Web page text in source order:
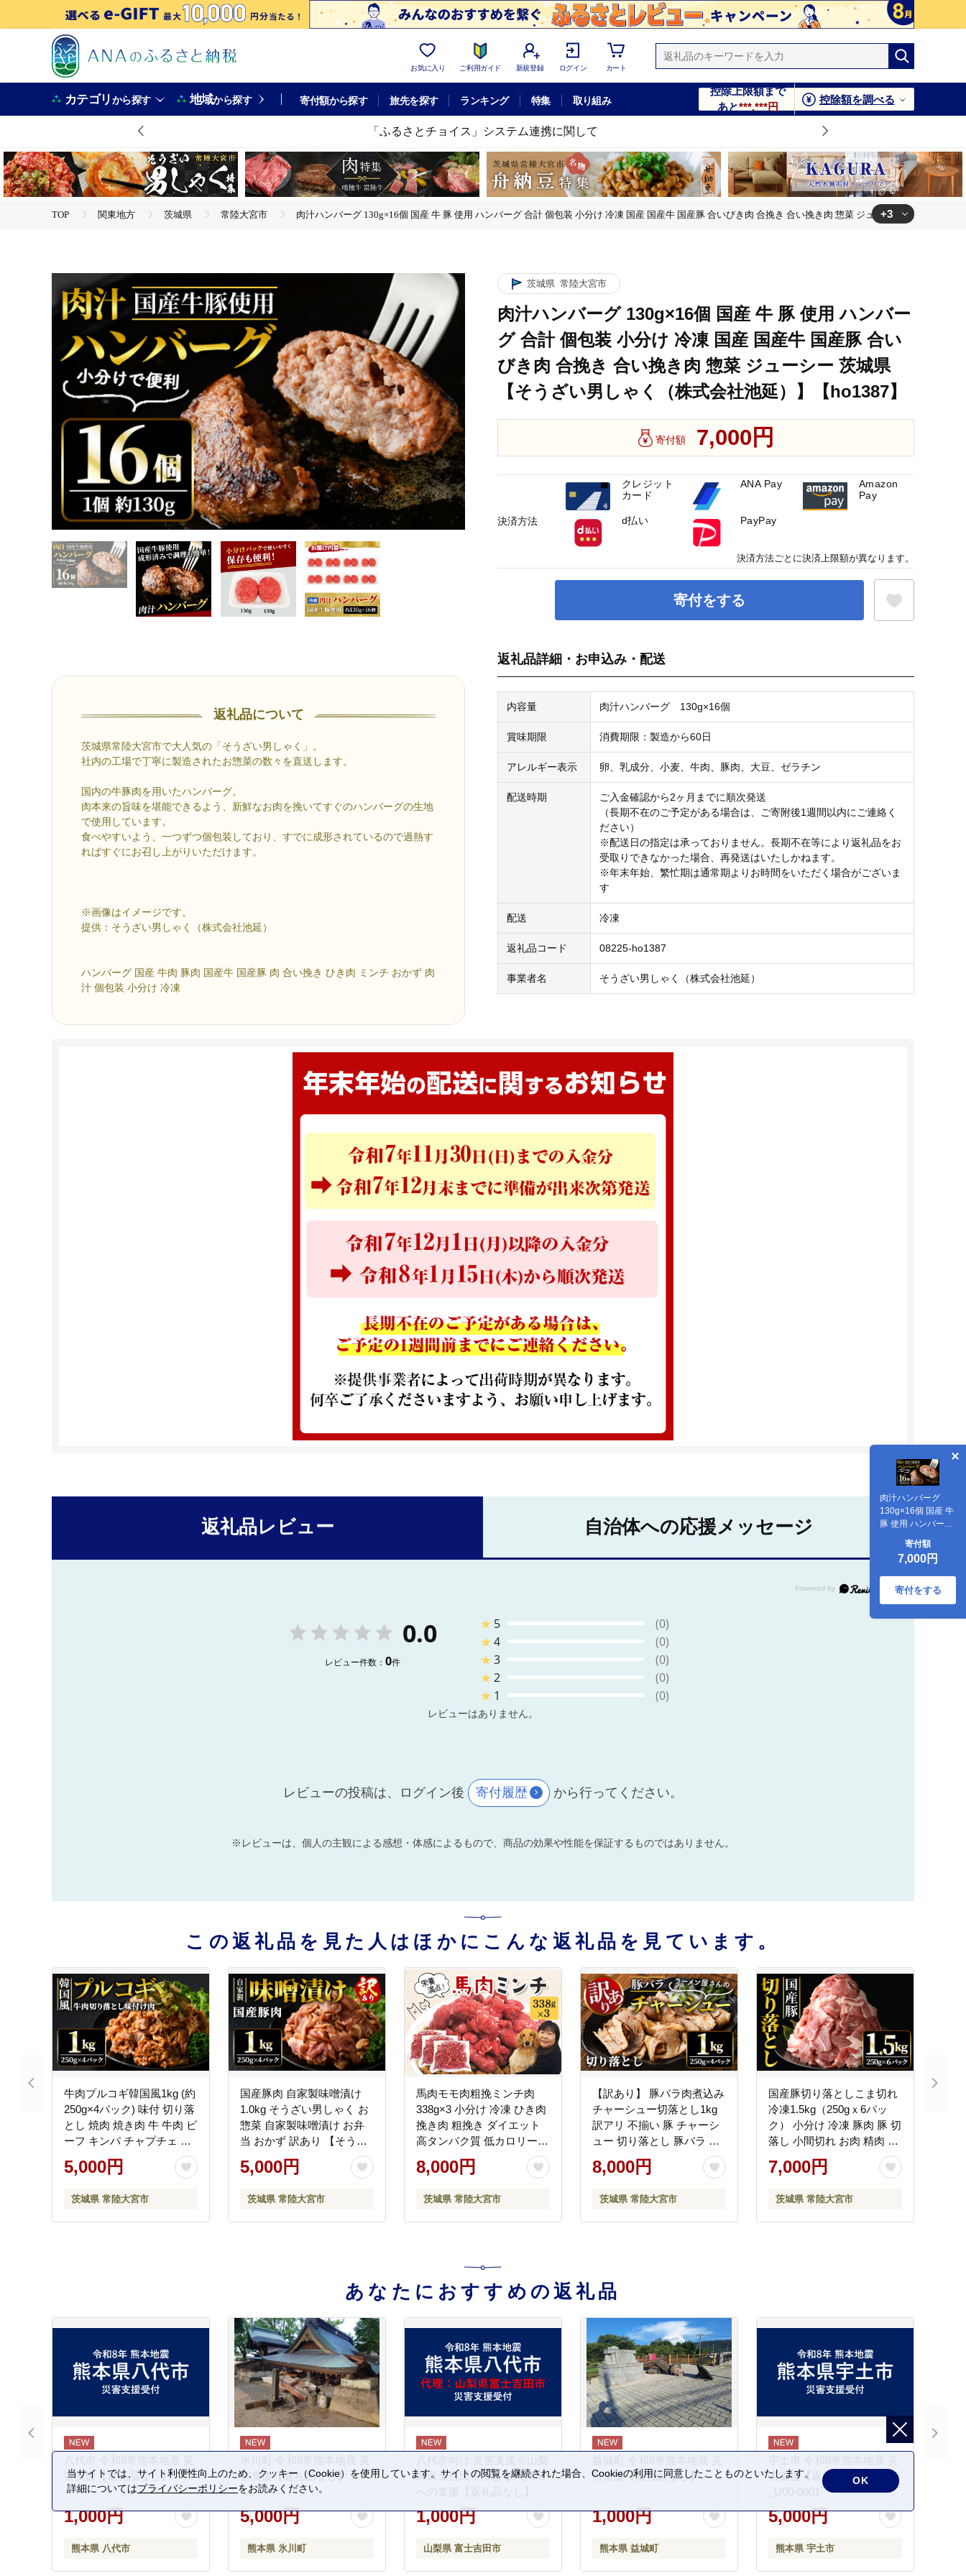
お気に入り ご利用ガイド 新規登録 ログイン カート
カテゴリから探す 地域から探す 寄付額から探す 旅先を探す ランキング 特集 取り組み
控除上限額まで
あと***,***円
控除額を調べる
「ふるさとチョイス」システム連携に関して
TOP 関東地方 茨城県 常陸大宮市
肉汁ハンバーグ 130g×16個 国産 牛 豚 使用 ハンバーグ 合計 個包装 小分け 冷凍 国産 国産牛 国産豚 合いびき肉 合挽き 合い挽き肉 惣菜 ジューシー 茨城県 【そ
肉汁ハンバーグ 130g×16個 国産 牛 豚 使用 ハンバーグ 合計 個包装 小分け 冷凍 国産 国産牛 国産豚 合いびき肉 合挽き 合い挽き肉 惣菜 ジューシー 茨城県 【そうざい男しゃく（株式会社池延）】
【ho1387】
TOP
肉 加工肉
ハンバーグ
肉汁ハンバーグ 130g×16個 国産 牛 豚 使用 ハンバーグ 合計 個包装 小分け 冷凍 国産 国産牛 国産豚 合いびき肉 合挽き 合い挽き肉 惣菜 ジューシー 茨城県 【そうざい男しゃく（株式会社池延）】
【ho1387】
+3
返礼品について
茨城県常陸大宮市で大人気の「そうざい男しゃく」。
社内の工場で丁寧に製造されたお惣菜の数々を直送します。
国内の牛豚肉を用いたハンバーグ。
肉本来の旨味を堪能できるよう、新鮮なお肉を挽いてすぐのハンバーグの生地
で使用しています。
食べやすいよう、一つずつ個包装しており、すでに成形されているので過熱す
ればすぐにお召し上がりいただけます。
※画像はイメージです。
提供：そうざい男しゃく（株式会社池延）
ハンバーグ 国産 牛肉 豚肉 国産牛 国産豚 肉 合い挽き ひき肉 ミンチ おかず 肉
汁 個包装 小分け 冷凍
茨城県 常陸大宮市
肉汁ハンバーグ 130g×16個 国産 牛 豚 使用 ハンバー
グ 合計 個包装 小分け 冷凍 国産 国産牛 国産豚 合い
びき肉 合挽き 合い挽き肉 惣菜 ジューシー 茨城県
【そうざい男しゃく（株式会社池延）】【ho1387】
寄付額 7,000円
寄付をする
肉汁ハンバーグ
130g×16個 国産 牛
豚 使用 ハンバーグ
合計 個包装 小分け
冷凍 国産 国産牛 国
産豚 合いびき肉 合
挽き 合い挽き肉 惣
菜 ジューシー 茨城
県 【そうざい男し
寄付額
7,000円
寄付をする
返礼品詳細・お申込み・配送
内容量 肉汁ハンバーグ 130g×16個
賞味期限 消費期限：製造から60日
アレルギー表示 卵、乳成分、小麦、牛肉、豚肉、大豆、ゼラチン
配送時期
ご入金確認から2ヶ月までに順次発送
（長期不在のご予定がある場合は、ご寄附後1週間以内にご連絡く
ださい）
※配送日の指定は承っておりません。長期不在等により返礼品をお
受取りできなかった場合、再発送はいたしかねます。
※年末年始、繁忙期は通常期よりお時間をいただく場合がございま
す
配送 冷凍
返礼品コード 08225-ho1387
事業者名 そうざい男しゃく（株式会社池延）
決済方法
クレジット
カード
ANA Pay
Amazon
Pay
d払い PayPay
決済方法ごとに決済上限額が異なります。
返礼品レビュー 自治体への応援メッセージ
0.0
レビュー件数： 0件
★ 5
(0)
★4
(0)
★3
(0)
★2
(0)
★ 1 (0)
レビューはありません。
レビューの投稿は、ログイン後 寄付履歴 から行ってください。
※レビューは、個人の主観による感想・体感によるもので、商品の効果や性能を保証するものではありません。
この返礼品を見た人はほかにこんな返礼品を見ています。
牛肉プルコギ韓国風1kg (約
250g×4パック) 味付 切り落
とし 焼肉 焼き肉 牛 牛肉 ビ
ーフ キンパ チャプチェ 冷
凍 小分け 【そうざい男し
ゃく（株式会社池延）】
5,000円
茨城県 常陸大宮市
国産豚肉 自家製味噌漬け
1.0kg そうざい男しゃく お
惣菜 自家製味噌漬け お弁
当 おかず 訳あり 【そうざ
い男しゃく（株式会社池
延）】【ho1375】
5,000円
茨城県 常陸大宮市
馬肉モモ肉粗挽ミンチ肉
338g×3 小分け 冷凍 ひき肉
挽き肉 粗挽き ダイエット
高タンパク質 低カロリー
ペット 犬 犬用 冷凍ミンチ
生肉 ミンチ ドッグフード
（株式会社池延）】
【ho1431】
8,000円
茨城県 常陸大宮市
【訳あり】 豚バラ肉煮込み
チャーシュー切落とし1kg
訳アリ 不揃い 豚 チャーシ
ュー 切り落とし 豚バラ 煮
込み 豚肉 訳あり品 訳アリ
品 小分け 冷凍 250g x 4 1キ
ャーシュー丼 たれ付き そ
うざい男しゃく 茨城県 常
8,000円
茨城県 常陸大宮市
国産豚切り落としこま切れ
冷凍1.5kg（250gｘ6パッ
ク） 小分け 冷凍 豚肉 豚 切
落し 小間切れ お肉 精肉 豚
肉切り落とし 豚小間切れ
こま切れ 豚こま 豚しゃぶ
会社池延）】【ho1440】
7,000円
茨城県 常陸大宮市
あなたにおすすめの返礼品
八代市 令和8年熊本地震 災
害支援【返礼品なし】
1,000円
熊本県 八代市
氷川町 令和8年熊本地震 災
害支援【返礼品なし】
5,000円
熊本県 氷川町
八代市向け 災害支援※山梨
県富士吉田市による八代市
への支援【返礼品なし】
1,000円
山梨県 富士吉田市
益城町 令和8年熊本地震 災
害支援【返礼品なし】
1,000円
熊本県 益城町
宇土市 令和8年熊本地震 災
害支援【返礼品なし】
_U00-0001
5,000円
熊本県 宇土市
当サイトでは、サイト利便性向上のため、クッキー（Cookie）を使用しています。サイトの閲覧を継続された場合、Cookieの利用に同意したことものといたします。
詳細についてはプライバシーポリシーをお読みください。
OK